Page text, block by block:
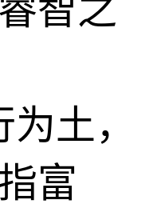
智之
为土，
富